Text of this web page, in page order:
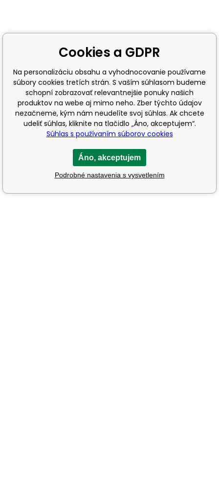
Cookies a GDPR
Na personalizáciu obsahu a vyhodnocovanie používame
súbory cookies tretích strán. S vaším súhlasom budeme
schopní zobrazovať relevantnejšie ponuky našich
produktov na webe aj mimo neho. Zber týchto údajov
nezačneme, kým nám neudelíte svoj súhlas. Ak chcete
udeliť súhlas, kliknite na tlačidlo „Áno, akceptujem“.
Súhlas s používaním súborov cookies
Áno, akceptujem
Podrobné nastavenia s vysvetlením